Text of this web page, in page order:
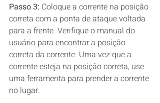
Passo 3: Coloque a corrente na posição
correta com a ponta de ataque voltada
para a frente. Verifique o manual do
usuário para encontrar a posição
correta da corrente. Uma vez que a
corrente esteja na posição correta, use
uma ferramenta para prender a corrente
no lugar.